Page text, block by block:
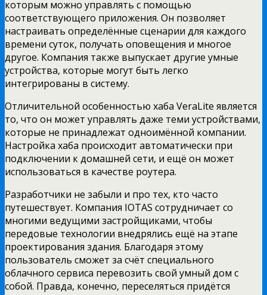
которым можно управлять с помощью
соответствующего приложения. Он позволяет
настраивать определённые сценарии для каждого
времени суток, получать оповещения и многое
другое. Компания также выпускает другие умные
устройства, которые могут быть легко
интегрированы в систему.
Отличительной особенностью хаба VeraLite является
то, что он может управлять даже теми устройствами,
которые не принадлежат одноимённой компании.
Настройка хаба происходит автоматически при
подключении к домашней сети, и ещё он может
использоваться в качестве роутера.
Разработчики не забыли и про тех, кто часто
путешествует. Компания IOTAS сотрудничает со
многими ведущими застройщиками, чтобы
передовые технологии внедрялись ещё на этапе
проектирования здания. Благодаря этому
пользователь сможет за счёт специального
облачного сервиса перевозить свой умный дом с
собой. Правда, конечно, переселяться придётся